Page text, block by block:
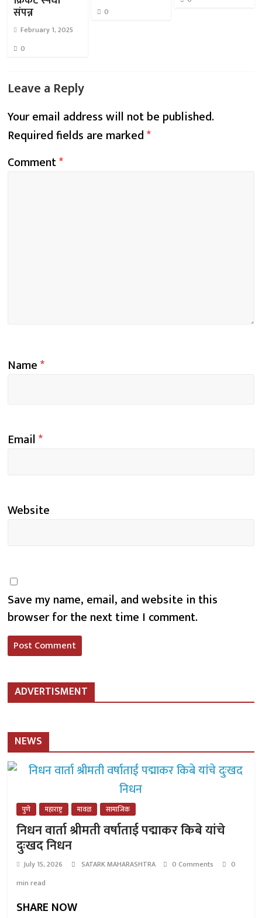
संपन्न
February 1, 2025
0
0
Leave a Reply
Your email address will not be published.
Required fields are marked*
Comment*
Name*
Email*
Website
Save my name, email, and website in this
browser for the next time I comment.
ADVERTISMENT
NEWS
पुणे महाराष्ट्र मावळ सामाजिक
निधन वार्ता श्रीमती वर्षाताई पद्माकर किबे यांचे
दुःखद निधन
July 15, 2026 SATARK MAHARASHTRA 0 Comments
0
min read
SHARE NOW